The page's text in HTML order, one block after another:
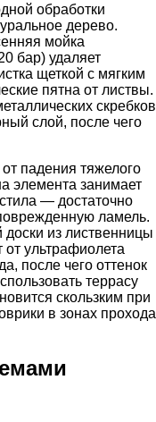
обработки
дерево.
мойка
бар) удаляет
щеткой с мягким
пятна от листвы.
скребков
слой, после чего
падения тяжелого
элемента занимает
— достаточно
ламель.
доски из лиственницы
ультрафиолета
после чего оттенок
террасу
скользким при
в зонах прохода